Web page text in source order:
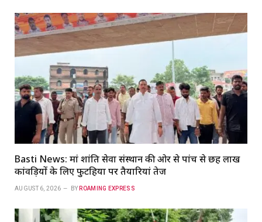
Basti News: मां शांति सेवा संस्थान की ओर से पांच से छह लाख
कांवड़ियों के लिए फुटहिया पर तैयारियां तेज
AUGUST 6, 2026 BY ROAMING EXPRESS